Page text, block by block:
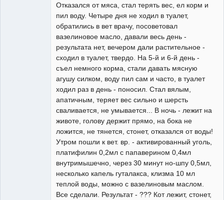
Отказался от мяса, стал терять вес, ел корм и
пил воду. Четыре дня не ходил в туалет,
обратились в вет врачу, посоветовал
вазелиновое масло, давали весь день -
результата нет, вечером дали растительное -
сходил в туалет, твердо. На 5-й и 6-й день -
съел немного корма, стали давать мясную
агушу силком, воду пил сам и часто, в туалет
ходил раз в день - поносил. Стал вялым,
апатичным, теряет вес сильно и шерсть
сваливается, не умывается... В ночь - лежит на
животе, голову держит прямо, на бока не
ложится, не тянется, стонет, отказался от воды!
Утром пошли к вет. вр. - активированный уголь,
платифилин 0,2мл с папаверином 0,4мл
внутримышечно, через 30 минут но-шпу 0,5мл,
несколько капель гуталакса, клизма 10 мл
теплой воды, можно с вазелиновым маслом.
Все сделали. Результат - ??? Кот лежит, стонет,